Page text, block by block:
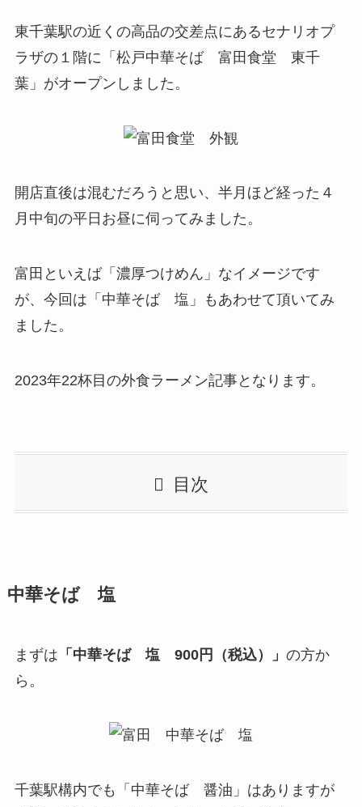
東千葉駅の近くの高品の交差点にあるセナリオプ
ラザの１階に「松戸中華そば 富田食堂 東千
葉」がオープンしました。
開店直後は混むだろうと思い、半月ほど経った４
月中旬の平日お昼に伺ってみました。
富田といえば「濃厚つけめん」なイメージです
が、今回は「中華そば 塩」もあわせて頂いてみ
ました。
2023年22杯目の外食ラーメン記事となります。
目次
中華そば 塩
まずは 「中華そば 塩 900円（税込）」 の方か
ら。
千葉駅構内でも「中華そば 醤油」はありますが